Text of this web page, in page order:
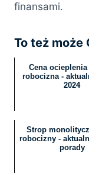
finansami.
To też może
Cena ocieplenia
robocizna -
2024
Strop
robocizny -
porady